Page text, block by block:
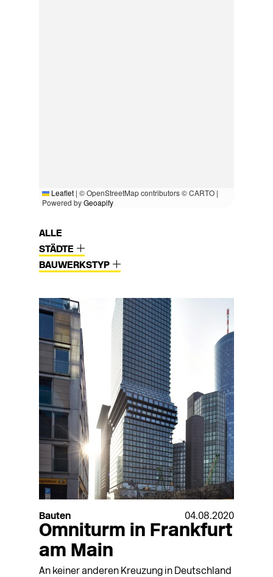
Leaflet | © OpenStreetMap contributors © CARTO |
Powered byGeoapify
ALLE
STÄDTE
BAUWERKSTYP
Bauten 04.08.2020
Omniturm in Frankfurt
am Main
An keiner anderen Kreuzung in Deutschland